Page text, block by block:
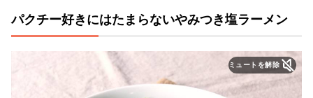
パクチー好きにはたまらないやみつき塩ラーメン
ミュートを解除